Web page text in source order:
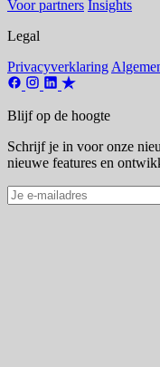
Voor partners Insights
Legal
Privacyverklaring
Blijf op de hoogte
Schrijf je in voor onze
nieuwe features en